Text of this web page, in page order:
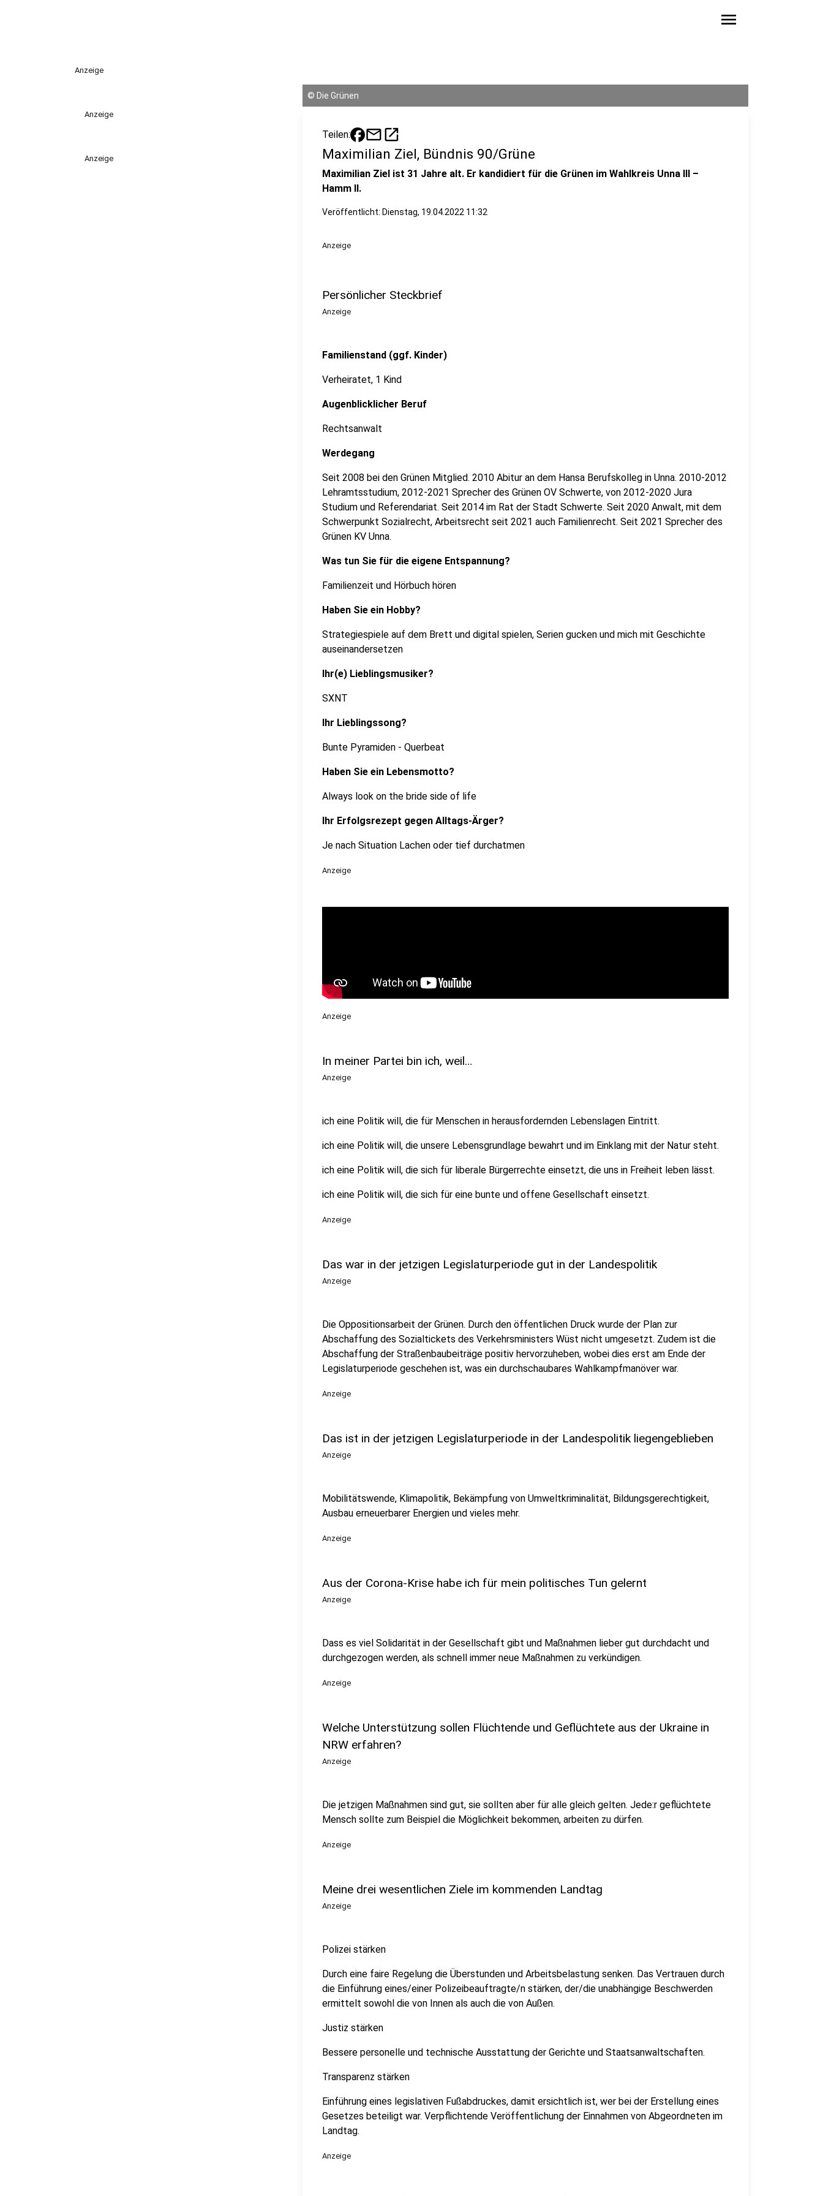
menu
Anzeige
Anzeige
Anzeige
© Die Grünen
Teilen: mailopen_in_new
Maximilian Ziel, Bündnis 90/Grüne
Maximilian Ziel ist 31 Jahre alt. Er kandidiert für die Grünen im Wahlkreis Unna III –
Hamm II.
Veröffentlicht: Dienstag, 19.04.2022 11:32
Anzeige
Persönlicher Steckbrief
Anzeige
Familienstand (ggf. Kinder)
Verheiratet, 1 Kind
Augenblicklicher Beruf
Rechtsanwalt
Werdegang
Seit 2008 bei den Grünen Mitglied. 2010 Abitur an dem Hansa Berufskolleg in Unna. 2010-2012
Lehramtsstudium, 2012-2021 Sprecher des Grünen OV Schwerte, von 2012-2020 Jura
Studium und Referendariat. Seit 2014 im Rat der Stadt Schwerte. Seit 2020 Anwalt, mit dem
Schwerpunkt Sozialrecht, Arbeitsrecht seit 2021 auch Familienrecht. Seit 2021 Sprecher des
Grünen KV Unna.
Was tun Sie für die eigene Entspannung?
Familienzeit und Hörbuch hören
Haben Sie ein Hobby?
Strategiespiele auf dem Brett und digital spielen, Serien gucken und mich mit Geschichte
auseinandersetzen
Ihr(e) Lieblingsmusiker?
SXNT
Ihr Lieblingssong?
Bunte Pyramiden - Querbeat
Haben Sie ein Lebensmotto?
Always look on the bride side of life
Ihr Erfolgsrezept gegen Alltags-Ärger?
Je nach Situation Lachen oder tief durchatmen
Anzeige
Anzeige
In meiner Partei bin ich, weil…
Anzeige
ich eine Politik will, die für Menschen in herausfordernden Lebenslagen Eintritt.
ich eine Politik will, die unsere Lebensgrundlage bewahrt und im Einklang mit der Natur steht.
ich eine Politik will, die sich für liberale Bürgerrechte einsetzt, die uns in Freiheit leben lässt.
ich eine Politik will, die sich für eine bunte und offene Gesellschaft einsetzt.
Anzeige
Das war in der jetzigen Legislaturperiode gut in der Landespolitik
Anzeige
Die Oppositionsarbeit der Grünen. Durch den öffentlichen Druck wurde der Plan zur
Abschaffung des Sozialtickets des Verkehrsministers Wüst nicht umgesetzt. Zudem ist die
Abschaffung der Straßenbaubeiträge positiv hervorzuheben, wobei dies erst am Ende der
Legislaturperiode geschehen ist, was ein durchschaubares Wahlkampfmanöver war.
Anzeige
Das ist in der jetzigen Legislaturperiode in der Landespolitik liegengeblieben
Anzeige
Mobilitätswende, Klimapolitik, Bekämpfung von Umweltkriminalität, Bildungsgerechtigkeit,
Ausbau erneuerbarer Energien und vieles mehr.
Anzeige
Aus der Corona-Krise habe ich für mein politisches Tun gelernt
Anzeige
Dass es viel Solidarität in der Gesellschaft gibt und Maßnahmen lieber gut durchdacht und
durchgezogen werden, als schnell immer neue Maßnahmen zu verkündigen.
Anzeige
Welche Unterstützung sollen Flüchtende und Geflüchtete aus der Ukraine in
NRW erfahren?
Anzeige
Die jetzigen Maßnahmen sind gut, sie sollten aber für alle gleich gelten. Jede:r geflüchtete
Mensch sollte zum Beispiel die Möglichkeit bekommen, arbeiten zu dürfen.
Anzeige
Meine drei wesentlichen Ziele im kommenden Landtag
Anzeige
Polizei stärken
Durch eine faire Regelung die Überstunden und Arbeitsbelastung senken. Das Vertrauen durch
die Einführung eines/einer Polizeibeauftragte/n stärken, der/die unabhängige Beschwerden
ermittelt sowohl die von Innen als auch die von Außen.
Justiz stärken
Bessere personelle und technische Ausstattung der Gerichte und Staatsanwaltschaften.
Transparenz stärken
Einführung eines legislativen Fußabdruckes, damit ersichtlich ist, wer bei der Erstellung eines
Gesetzes beteiligt war. Verpflichtende Veröffentlichung der Einnahmen von Abgeordneten im
Landtag.
Anzeige